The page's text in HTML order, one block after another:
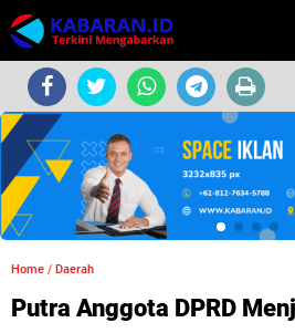
Home / Daerah
Putra Anggota DPRD